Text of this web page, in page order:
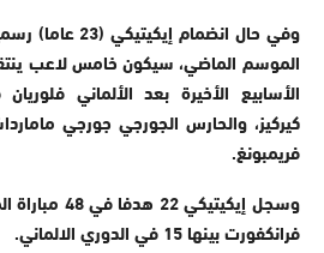
وفي حال انضمام
الموسم الماضي، سيكون خامس لاعب
الأسابيع الأخيرة بعد الألماني
كيركيز، والحارس الجورجي جورجي
فريمبونغ.
وسجل
فرانكفورت بينها 15 في الدوري الالماني.